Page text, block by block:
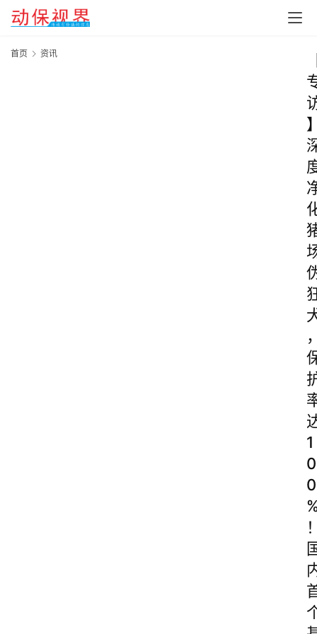
首页 资讯
1
0
0